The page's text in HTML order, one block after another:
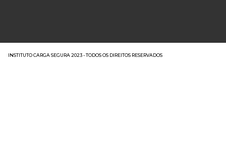
INSTITUTO CARGA SEGURA 2023 - TODOS OS DIREITOS RESERVADOS